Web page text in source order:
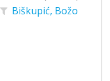
Biškupić, Božo